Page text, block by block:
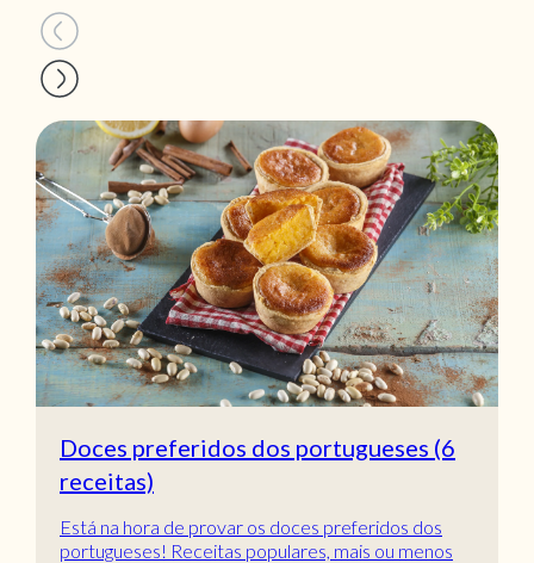
Doces preferidos dos portugueses (6
receitas)
Está na hora de provar os doces preferidos dos
portugueses! Receitas populares, mais ou menos